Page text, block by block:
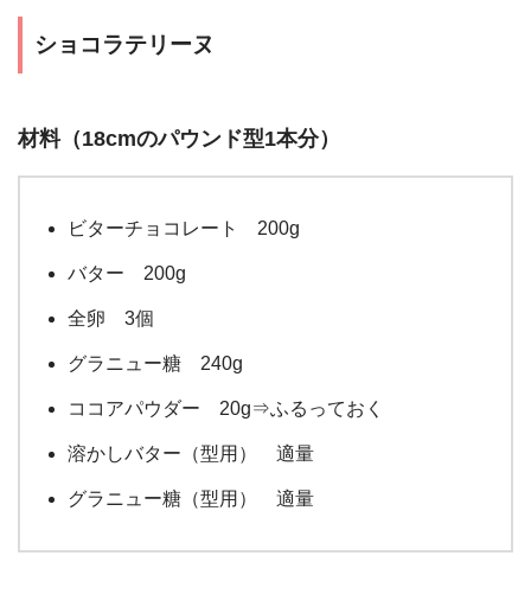
ショコラテリーヌ
材料（18cmのパウンド型1本分）
ビターチョコレート 200g
バター 200g
全卵 3個
グラニュー糖 240g
ココアパウダー 20g⇒ふるっておく
溶かしバター（型用） 適量
グラニュー糖（型用） 適量